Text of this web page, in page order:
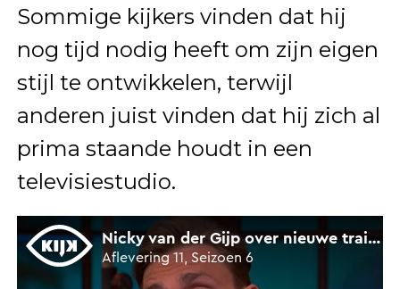
Sommige kijkers vinden dat hij
nog tijd nodig heeft om zijn eigen
stijl te ontwikkelen, terwijl
anderen juist vinden dat hij zich al
prima staande houdt in een
televisiestudio.